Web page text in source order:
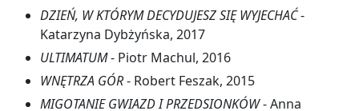
DZIEŃ, W KTÓRYM DECYDUJESZ SIĘ WYJECHAĆ-
Katarzyna Dybżyńska, 2017
ULTIMATUM- Piotr Machul, 2016
WNĘTRZA GÓR- Robert Feszak, 2015
MIGOTANIE GWIAZD I PRZEDSIONKÓW- Anna